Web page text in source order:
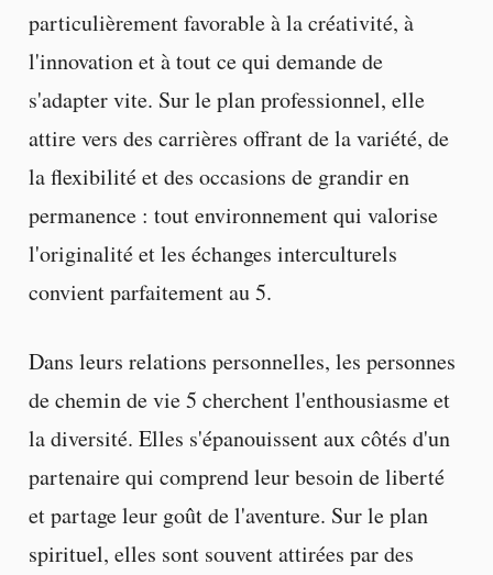
particulièrement favorable à la créativité, à
l'innovation et à tout ce qui demande de
s'adapter vite. Sur le plan professionnel, elle
attire vers des carrières offrant de la variété, de
la flexibilité et des occasions de grandir en
permanence : tout environnement qui valorise
l'originalité et les échanges interculturels
convient parfaitement au 5.
Dans leurs relations personnelles, les personnes
de chemin de vie 5 cherchent l'enthousiasme et
la diversité. Elles s'épanouissent aux côtés d'un
partenaire qui comprend leur besoin de liberté
et partage leur goût de l'aventure. Sur le plan
spirituel, elles sont souvent attirées par des